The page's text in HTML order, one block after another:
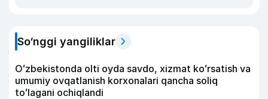
So‘nggi yangiliklar
Oʻzbekistonda olti oyda savdo, xizmat koʻrsatish va
umumiy ovqatlanish korxonalari qancha soliq
toʻlagani ochiqlandi